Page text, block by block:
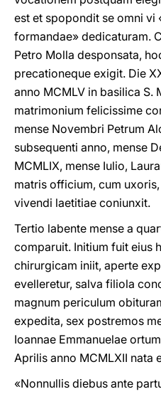
est et spopondit se omni vi
formandae» dedicaturam.
Petro Molla desponsata,
precationeque exigit. Die
anno MCMLV in basilica S.
matrimonium felicissime
mense Novembri Petrum
subsequenti anno, mense
MCMLIX, mense Iulio,
matris officium, cum
vivendi laetitiae coniunxit.
Tertio labente mense a
comparuit. Initium fuit eius
chirurgicam iniit, aperte
evelleretur, salva filiola
magnum periculum
expedita, sex postremos
Ioannae Emmanuelae
Aprilis anno MCMLXII nata
«Nonnullis diebus ante